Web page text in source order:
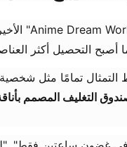
أصبح التحصيل أكثر
يلتقط التمثال تمامًا مثل
التغليف المصمم